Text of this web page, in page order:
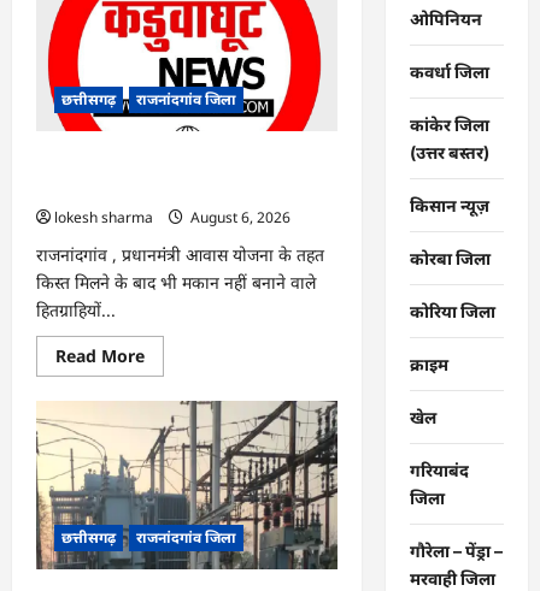
7
दिन
और
थमी
रहेगी
बारिश,
नए
सिस्टम
उमस
बढ़ी…
छत्तीसगढ़ राजनांदगांव जिला
lokesh sharma
August 6, 2026
राजनांदगांव , प्रधानमंंत्री आवास योजना के तहत
किस्त मिलने के बाद भी मकान नहीं बनाने वाले
हितग्राहियों...
Read MoreRead
more
राजनांदगांव
:
किस्त
लेकर
नहीं
बनाया
आवास
145
हितग्राहियों
से
होगी
छत्तीसगढ़ राजनांदगांव जिला
ओपिनियन
कवर्धा जिला
कांकेर जिला
(उत्तर बस्तर)
किसान न्यूज़
कोरबा जिला
कोरिया जिला
क्राइम
खेल
गरियाबंद
जिला
गौरेला – पेंड्रा –
मरवाही जिला